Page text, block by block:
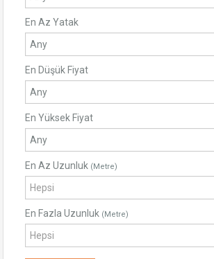
En Az Yatak
En Düşük Fiyat
En Yüksek Fiyat
En Az Uzunluk (Metre)
En Fazla Uzunluk (Metre)